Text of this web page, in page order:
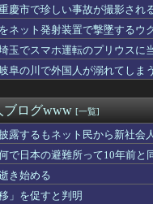
リーグの審判を統括する人物
台･マウス100台無料でプレゼ
校のジャガイモダンサー←
ン弐号機（TVシリーズVer.
佐々木朗希には感謝」「この
ｗｗ(※画像あり)
期比84.1％減に
ヤ。その発言を聞くたびに感
なってしまう・・・・
三塁から笹原の2点タイムリ
ント。許可を出した俺は嫁か
ツの正体分かる？」
こんな早いの
慶市で珍しい事故が撮影される
ネット発射装置で撃墜するウ
玉でスマホ運転のプリウスに
阜の川で外国人が溺れてしま
ブログwww [一覧]
露するもネット民から新社
で日本の避難所って10年前と
き始める
」を促すと判明